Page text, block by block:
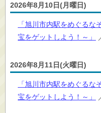
2026年8月10日(月曜日)
「旭川市内駅をめぐる
宝をゲットしよう！～」
2026年8月11日(火曜日)
「旭川市内駅をめぐる
宝をゲットしよう！～」